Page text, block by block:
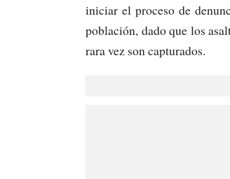
iniciar el proceso de
población, dado que los
rara vez son capturados.